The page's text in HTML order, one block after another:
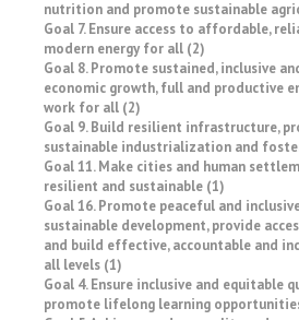
nutrition and promote sustainable
Goal 7. Ensure access to affordable,
modern energy for all (2)
Goal 8. Promote sustained, inclusive
economic growth, full and productive
work for all (2)
Goal 9. Build resilient infrastructure,
sustainable industrialization and
Goal 11. Make cities and human
resilient and sustainable (1)
Goal 16. Promote peaceful and
sustainable development, provide
and build effective, accountable and
all levels (1)
Goal 4. Ensure inclusive and equitable
promote lifelong learning